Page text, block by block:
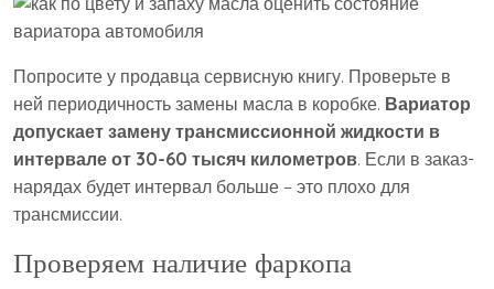
Попросите у продавца сервисную книгу. Проверьте в
ней периодичность замены масла в коробке. Вариатор
допускает замену трансмиссионной жидкости в
интервале от 30-60 тысяч километров. Если в заказ-
нарядах будет интервал больше – это плохо для
трансмиссии.
Проверяем наличие фаркопа